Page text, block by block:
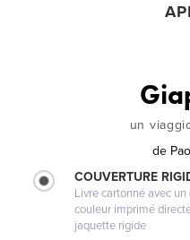
un
de
COUVERTURE
Livre cartonné avec
couleur imprimé
jaquette rigide